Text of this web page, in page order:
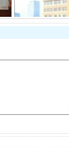
从幼